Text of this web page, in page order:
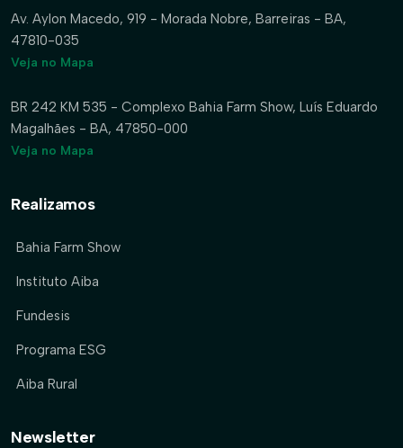
Av. Aylon Macedo, 919 - Morada Nobre, Barreiras - BA,
47810-035
Veja no Mapa
BR 242 KM 535 - Complexo Bahia Farm Show, Luís Eduardo
Magalhães - BA, 47850-000
Veja no Mapa
Realizamos
Bahia Farm Show
Instituto Aiba
Fundesis
Programa ESG
Aiba Rural
Newsletter